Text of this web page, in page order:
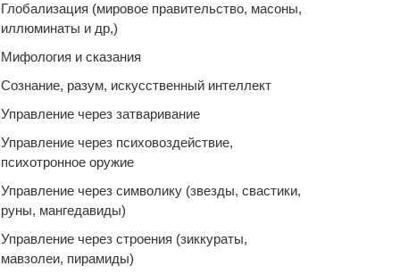
Глобализация (мировое правительство, масоны,
иллюминаты и др,)
Мифология и сказания
Сознание, разум, искусственный интеллект
Управление через затваривание
Управление через психовоздействие,
психотронное оружие
Управление через символику (звезды, свастики,
руны, мангедавиды)
Управление через строения (зиккураты,
мавзолеи, пирамиды)